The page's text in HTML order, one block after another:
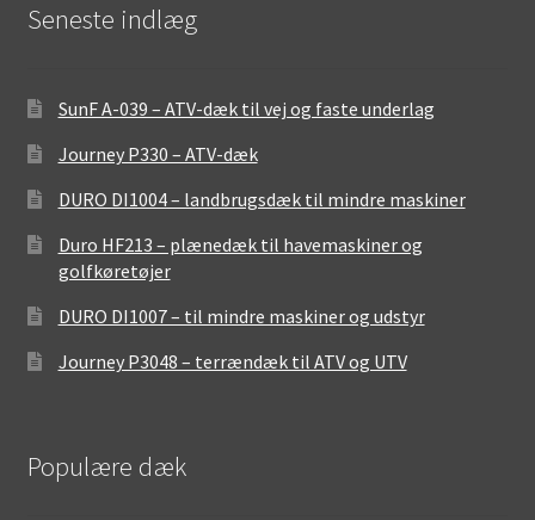
Seneste indlæg
SunF A-039 – ATV-dæk til vej og faste underlag
Journey P330 – ATV-dæk
DURO DI1004 – landbrugsdæk til mindre maskiner
Duro HF213 – plænedæk til havemaskiner og
golfkøretøjer
DURO DI1007 – til mindre maskiner og udstyr
Journey P3048 – terrændæk til ATV og UTV
Populære dæk